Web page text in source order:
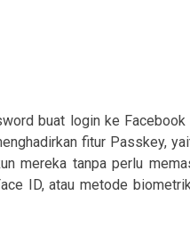
buat login ke Facebook
fitur Passkey,
mereka tanpa perlu
ID, atau metode